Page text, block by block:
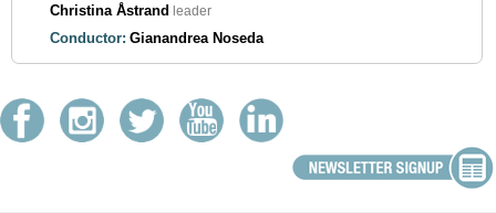
Christina Åstrand leader
Conductor: Gianandrea Noseda